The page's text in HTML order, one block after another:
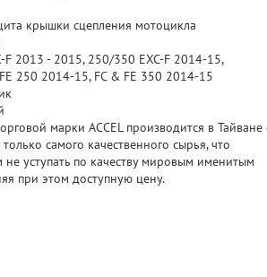
крышки сцепления мотоцикла
F 2013 - 2015, 250/350 EXC-F 2014-15,
250 2014-15, FC & FE 350 2014-15
марки ACCEL производится в Тайване
самого качественного сырья, что
не уступать по качеству мировым именитым
при этом доступную цену.